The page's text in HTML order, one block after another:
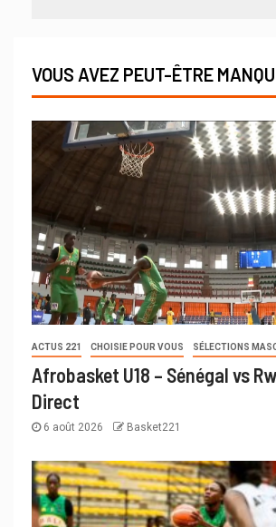
VOUS AVEZ PEUT-ÊTRE
ACTUS 221 CHOISIE POUR VOUS SÉLECTIONS
Afrobasket U18 – Sénégal vs
Direct
6 août 2026 Basket221